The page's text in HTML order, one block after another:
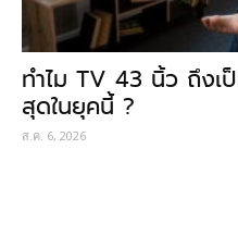
ทำไม TV 43 นิ้ว ถึงเ
สุดในยุคนี้ ?
ส.ค. 6, 2026